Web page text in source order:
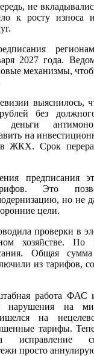
не
к росту износа
2027 года.
механизмы,
выяснилось,
без должного
на
ЖКХ. Срок
предписания
Это
но не
цели.
проверки в
хозяйстве.
Общая сумма
из тарифов,
работа ФАС
нарушения на
на
тарифы.
просто